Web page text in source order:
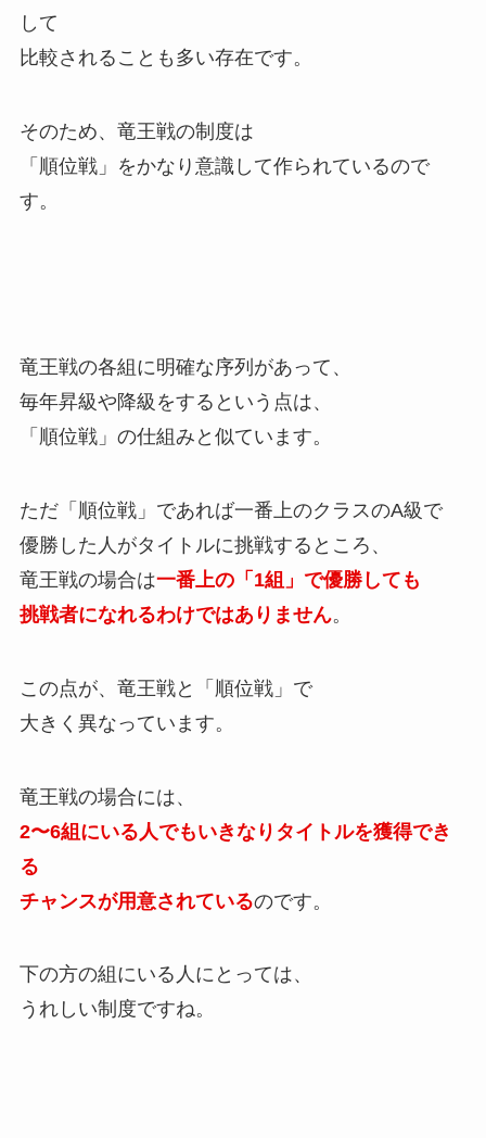
して
比較されることも多い存在です。
そのため、竜王戦の制度は
「順位戦」をかなり意識して作られているので
す。
竜王戦の各組に明確な序列があって、
毎年昇級や降級をするという点は、
「順位戦」の仕組みと似ています。
ただ「順位戦」であれば一番上のクラスのA級で
優勝した人がタイトルに挑戦するところ、
竜王戦の場合は一番上の「1組」で優勝しても
挑戦者になれるわけではありません。
この点が、竜王戦と「順位戦」で
大きく異なっています。
竜王戦の場合には、
2〜6組にいる人でもいきなりタイトルを獲得でき
る
チャンスが用意されているのです。
下の方の組にいる人にとっては、
うれしい制度ですね。